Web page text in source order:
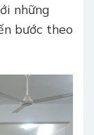
những
bước theo